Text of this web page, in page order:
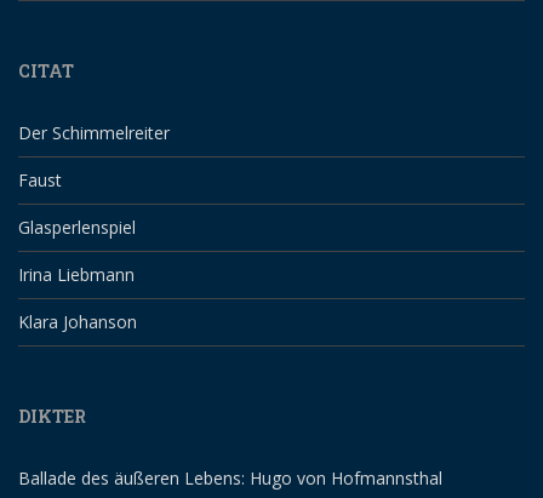
CITAT
Der Schimmelreiter
Faust
Glasperlenspiel
Irina Liebmann
Klara Johanson
DIKTER
Ballade des äußeren Lebens: Hugo von Hofmannsthal